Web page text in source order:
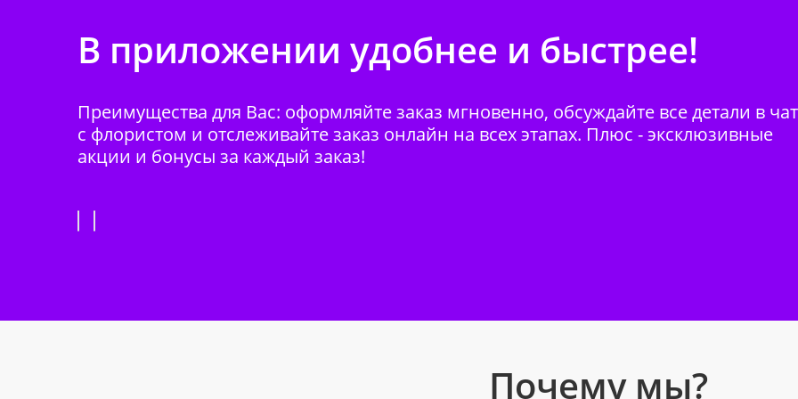
В приложении удобнее и быстрее!
Преимущества для Вас: оформляйте заказ мгновенно, обсуждайте все детали в
с флористом и отслеживайте заказ онлайн на всех этапах. Плюс - эксклюзивные
акции и бонусы за каждый заказ!
Почему мы?